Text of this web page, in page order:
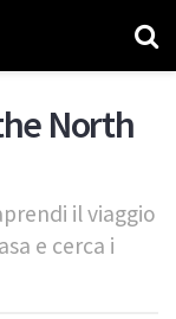
North
il viaggio
e cerca i